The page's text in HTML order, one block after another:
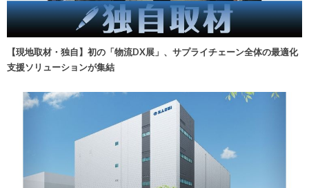
【現地取材・独自】初の「物流DX展」、サプライチェーン全体の最適化
支援ソリューションが集結